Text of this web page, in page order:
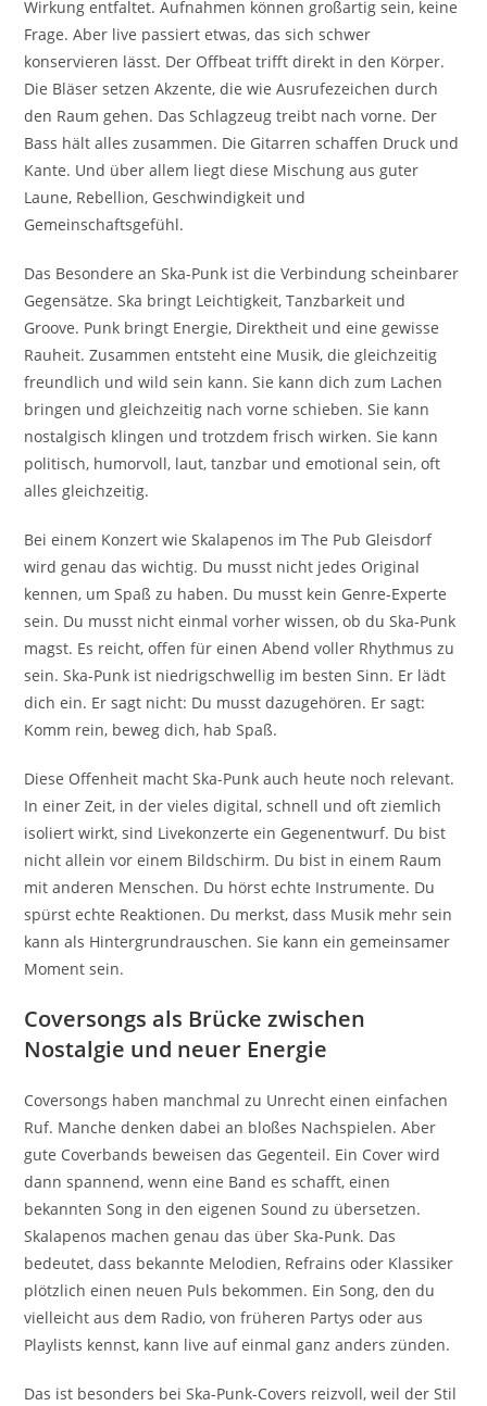
Wirkung entfaltet. Aufnahmen können großartig sein, keine
Frage. Aber live passiert etwas, das sich schwer
konservieren lässt. Der Offbeat trifft direkt in den Körper.
Die Bläser setzen Akzente, die wie Ausrufezeichen durch
den Raum gehen. Das Schlagzeug treibt nach vorne. Der
Bass hält alles zusammen. Die Gitarren schaffen Druck und
Kante. Und über allem liegt diese Mischung aus guter
Laune, Rebellion, Geschwindigkeit und
Gemeinschaftsgefühl.
Das Besondere an Ska-Punk ist die Verbindung scheinbarer
Gegensätze. Ska bringt Leichtigkeit, Tanzbarkeit und
Groove. Punk bringt Energie, Direktheit und eine gewisse
Rauheit. Zusammen entsteht eine Musik, die gleichzeitig
freundlich und wild sein kann. Sie kann dich zum Lachen
bringen und gleichzeitig nach vorne schieben. Sie kann
nostalgisch klingen und trotzdem frisch wirken. Sie kann
politisch, humorvoll, laut, tanzbar und emotional sein, oft
alles gleichzeitig.
Bei einem Konzert wie Skalapenos im The Pub Gleisdorf
wird genau das wichtig. Du musst nicht jedes Original
kennen, um Spaß zu haben. Du musst kein Genre-Experte
sein. Du musst nicht einmal vorher wissen, ob du Ska-Punk
magst. Es reicht, offen für einen Abend voller Rhythmus zu
sein. Ska-Punk ist niedrigschwellig im besten Sinn. Er lädt
dich ein. Er sagt nicht: Du musst dazugehören. Er sagt:
Komm rein, beweg dich, hab Spaß.
Diese Offenheit macht Ska-Punk auch heute noch relevant.
In einer Zeit, in der vieles digital, schnell und oft ziemlich
isoliert wirkt, sind Livekonzerte ein Gegenentwurf. Du bist
nicht allein vor einem Bildschirm. Du bist in einem Raum
mit anderen Menschen. Du hörst echte Instrumente. Du
spürst echte Reaktionen. Du merkst, dass Musik mehr sein
kann als Hintergrundrauschen. Sie kann ein gemeinsamer
Moment sein.
Coversongs als Brücke zwischen
Nostalgie und neuer Energie
Coversongs haben manchmal zu Unrecht einen einfachen
Ruf. Manche denken dabei an bloßes Nachspielen. Aber
gute Coverbands beweisen das Gegenteil. Ein Cover wird
dann spannend, wenn eine Band es schafft, einen
bekannten Song in den eigenen Sound zu übersetzen.
Skalapenos machen genau das über Ska-Punk. Das
bedeutet, dass bekannte Melodien, Refrains oder Klassiker
plötzlich einen neuen Puls bekommen. Ein Song, den du
vielleicht aus dem Radio, von früheren Partys oder aus
Playlists kennst, kann live auf einmal ganz anders zünden.
Das ist besonders bei Ska-Punk-Covers reizvoll, weil der Stil